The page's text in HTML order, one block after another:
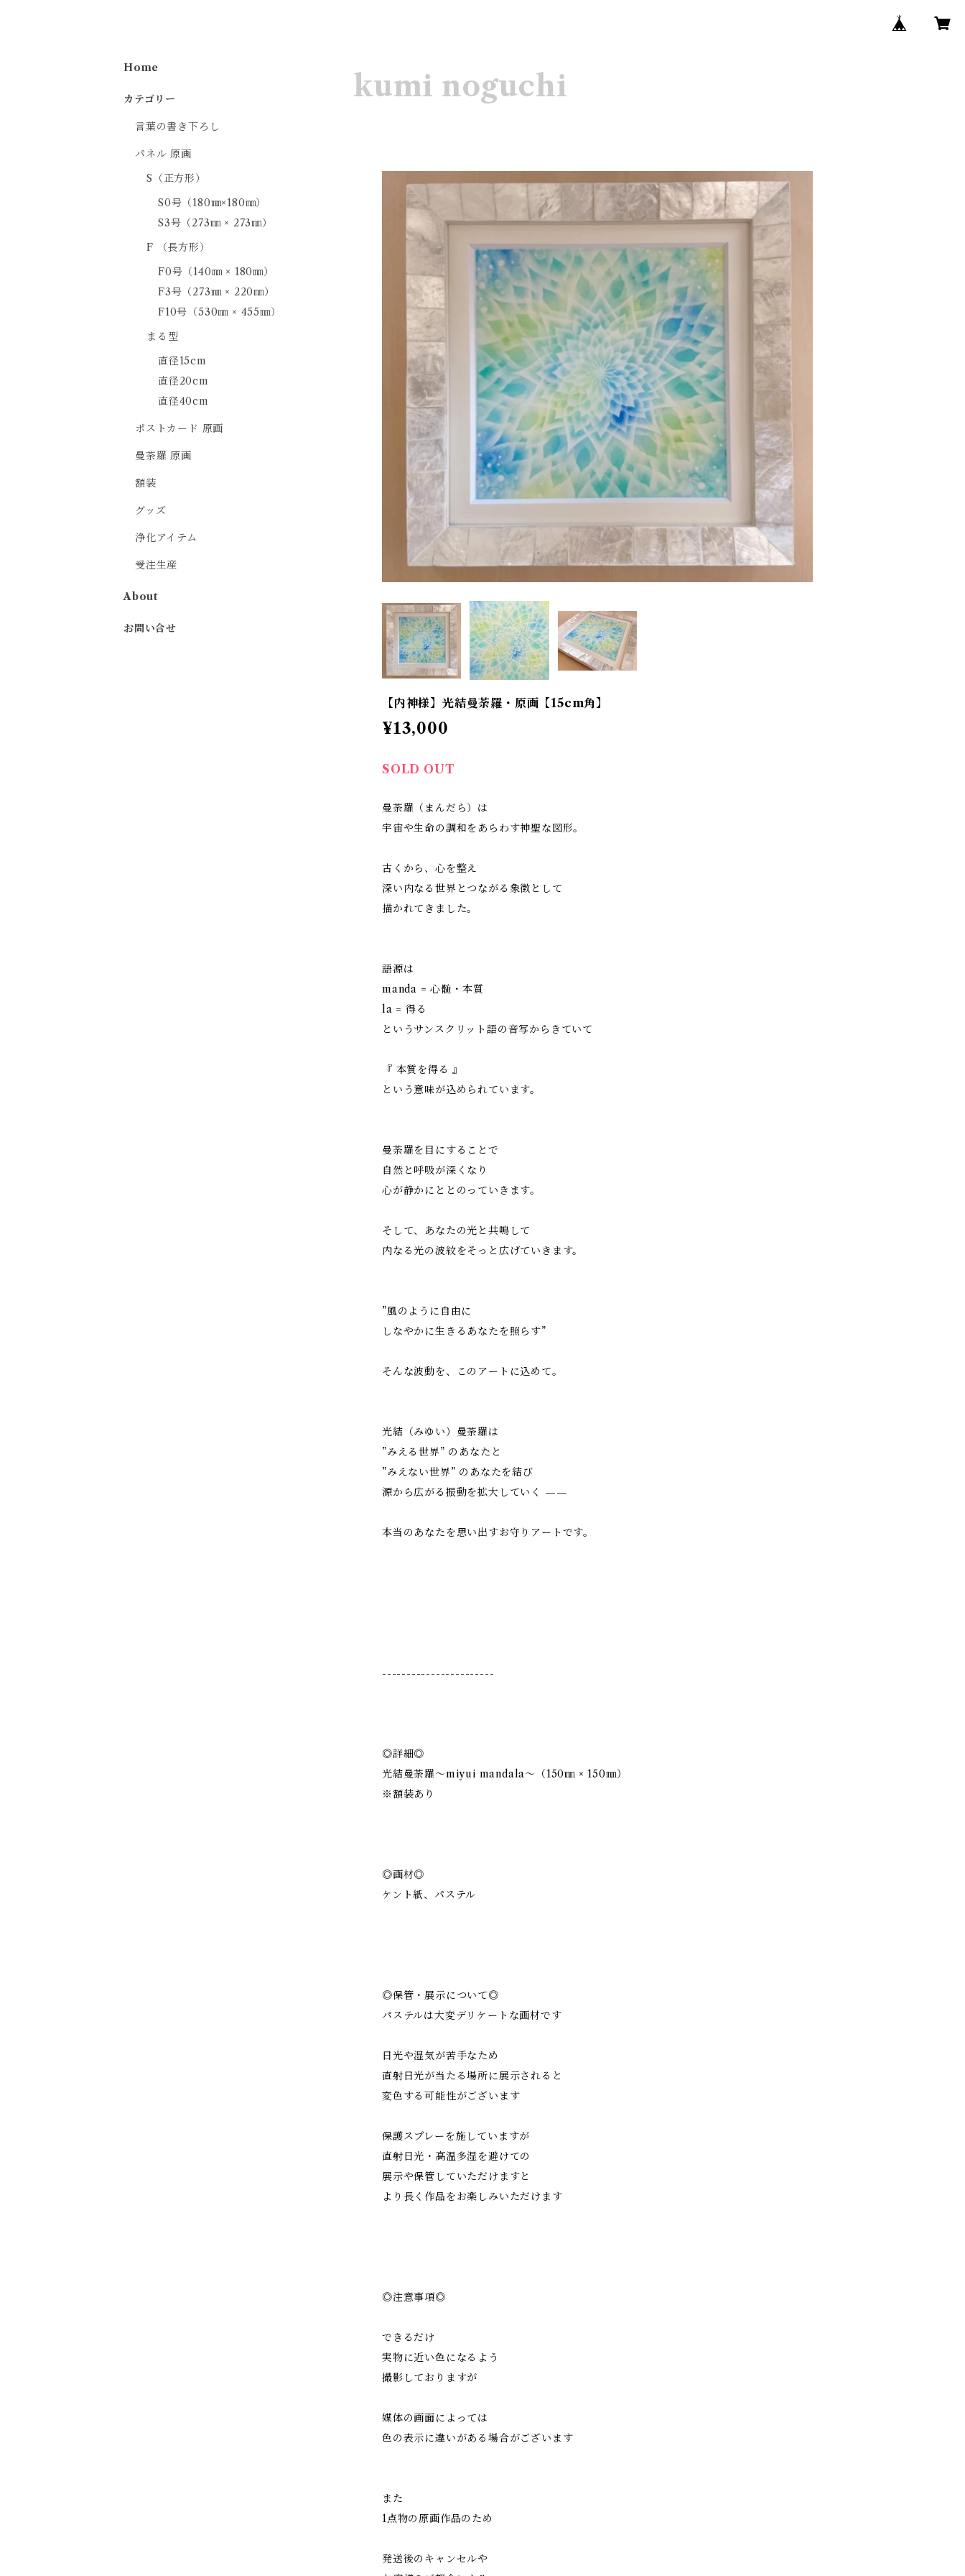
kumi noguchi
【内神様】光結曼荼羅・原画【15cm角】
¥13,000
SOLD OUT
曼荼羅（まんだら）は
宇宙や生命の調和をあらわす神聖な図形。
古くから、心を整え
深い内なる世界とつながる象徴として
描かれてきました。
語源は
manda = 心髄・本質
la = 得る
というサンスクリット語の音写からきていて
『 本質を得る 』
という意味が込められています。
曼荼羅を目にすることで
自然と呼吸が深くなり
心が静かにととのっていきます。
そして、あなたの光と共鳴して
内なる光の波紋をそっと広げていきます。
”風のように自由に
しなやかに生きるあなたを照らす”
そんな波動を、このアートに込めて。
光結（みゆい）曼荼羅は
”みえる世界” のあなたと
”みえない世界” のあなたを結び
源から広がる振動を拡大していく ——
本当のあなたを思い出すお守りアートです。
-----------------------
◎詳細◎
光結曼荼羅〜miyui mandala〜（150㎜ × 150㎜）
※額装あり
◎画材◎
ケント紙、パステル
◎保管・展示について◎
パステルは大変デリケートな画材です
日光や湿気が苦手なため
直射日光が当たる場所に展示されると
変色する可能性がございます
保護スプレーを施していますが
直射日光・高温多湿を避けての
展示や保管していただけますと
より長く作品をお楽しみいただけます
◎注意事項◎
できるだけ
実物に近い色になるよう
撮影しておりますが
媒体の画面によっては
色の表示に違いがある場合がございます
また
1点物の原画作品のため
発送後のキャンセルや
Home
カテゴリー
言葉の書き下ろし
パネル 原画
S（正方形）
S0号（180㎜×180㎜）
S3号（273㎜ × 273㎜）
F （長方形）
F0号（140㎜ × 180㎜）
F3号（273㎜ × 220㎜）
F10号（530㎜ × 455㎜）
まる型
直径15cm
直径20cm
直径40cm
ポストカード 原画
曼荼羅 原画
額装
グッズ
浄化アイテム
受注生産
About
お問い合せ